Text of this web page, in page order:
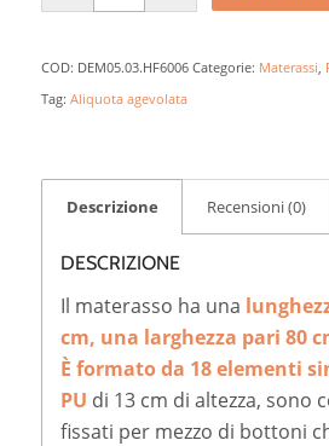
COD: DEM05.03.HF6006 Categorie: Materassi,
Tag: Aliquota agevolata
Descrizione Recensioni (0)
DESCRIZIONE
Il materasso ha una
cm, una larghezza pari 80
È formato da 18 elementi
PU di 13 cm di altezza, sono
fissati per mezzo di bottoni